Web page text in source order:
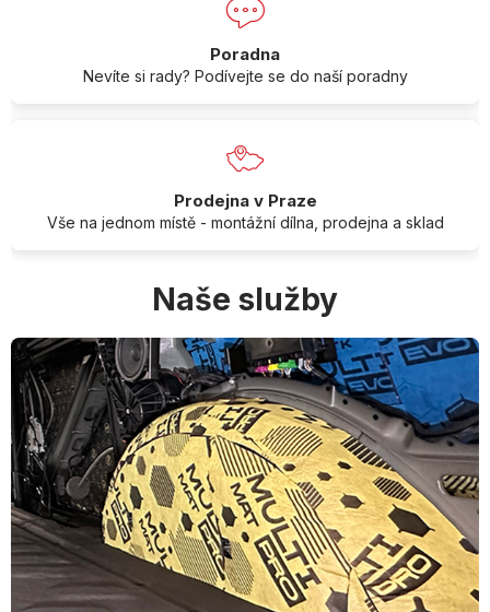
Poradna
Nevíte si rady? Podívejte se do naší poradny
Prodejna v Praze
Vše na jednom místě - montážní dílna, prodejna a sklad
Naše služby